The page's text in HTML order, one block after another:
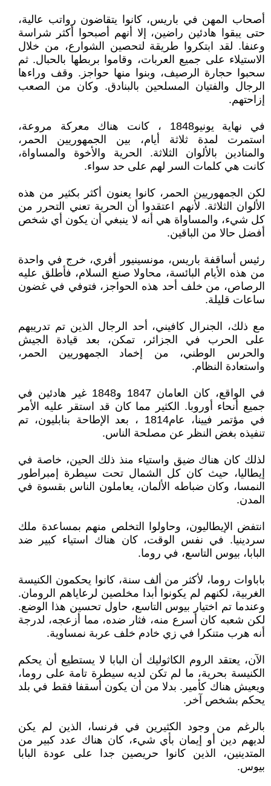
أصحاب المهن في باريس، كانوا يتقاضون رواتب عالية،
حتى يبقوا هادئين راضين، إلا أنهم أصبحوا أكثر شراسة
وعنفا. لقد ابتكروا طريقة لتحصين الشوارع، من خلال
الاستيلاء على جميع العربات، وقاموا بربطها بالحبال. ثم
سحبوا حجارة الرصيف، وبنوا منها حواجز. وقف وراءها
الرجال والفتيان المسلحين بالبنادق. وكان من الصعب
إزاحتهم.
في نهاية يونيو1848 ، كانت هناك معركة مروعة،
استمرت لمدة ثلاثة أيام، بين الجمهوريين الحمر،
والمنادين بالألوان الثلاثة. الحرية والأخوة والمساواة،
كانت هي كلمات السر لهم على حد سواء.
لكن الجمهوريين الحمر، كانوا يعنون أكثر بكثير من هذه
الألوان الثلاثة. لأنهم اعتقدوا أن الحرية تعني التحرر من
كل شيء، والمساواة هي أنه لا ينبغي أن يكون أي شخص
أفضل حالا من الباقين.
رئيس أساقفة باريس، مونسينيور أفري، خرج في واحدة
من هذه الأيام البائسة، محاولا صنع السلام، فأطلق عليه
الرصاص، من خلف أحد هذه الحواجز، فتوفي في غضون
ساعات قليلة.
مع ذلك، الجنرال كافيني، أحد الرجال الذين تم تدريبهم
على الحرب في الجزائر، تمكن، بعد قيادة الجيش
والحرس الوطني، من إخماد الجمهوريين الحمر،
واستعادة النظام.
في الواقع، كان العامان 1847 و1848 غير هادئين في
جميع أنحاء أوروبا. الكثير مما كان قد استقر عليه الأمر
في مؤتمر فيينا، عام1814 ، بعد الإطاحة بنابليون، تم
تنفيذه بغض النظر عن مصلحة الناس.
لذلك كان هناك ضيق واستياء منذ ذلك الحين، خاصة في
إيطاليا، حيث كان كل الشمال تحت سيطرة إمبراطور
النمسا، وكان ضباطه الألمان، يعاملون الناس بقسوة في
المدن.
انتفض الإيطاليون، وحاولوا التخلص منهم بمساعدة ملك
سردينيا. في نفس الوقت، كان هناك استياء كبير ضد
البابا، بيوس التاسع، في روما.
باباوات روما، لأكثر من ألف سنة، كانوا يحكمون الكنيسة
الغربية، لكنهم لم يكونوا أبدا مخلصين لرعاياهم الرومان.
وعندما تم اختيار بيوس التاسع، حاول تحسين هذا الوضع.
لكن شعبه كان أسرع منه، فثار ضده، مما أزعجه، لدرجة
أنه هرب متنكرا في زي خادم خلف عربة نمساوية.
الآن، يعتقد الروم الكاثوليك أن البابا لا يستطيع أن يحكم
الكنيسة بحرية، ما لم تكن لديه سيطرة تامة على روما،
ويعيش هناك كأمير. بدلا من أن يكون أسقفا فقط في بلد
يحكم بشخص آخر.
بالرغم من وجود الكثيرين في فرنسا، الذين لم يكن
لديهم دين أو إيمان بأي شيء، كان هناك عدد كبير من
المتدينين، الذين كانوا حريصين جدا على عودة البابا
بيوس.